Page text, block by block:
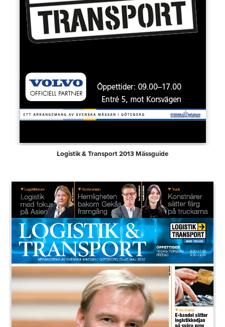
Logistik & Transport 2013 Mässguide